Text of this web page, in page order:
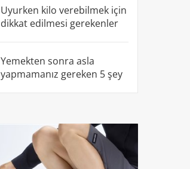
Uyurken kilo verebilmek için
dikkat edilmesi gerekenler
Yemekten sonra asla
yapmamanız gereken 5 şey